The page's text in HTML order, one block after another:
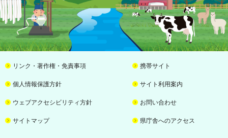
リンク・著作権・免責事項 携帯サイト
個人情報保護方針 サイト利用案内
ウェブアクセシビリティ方針 お問い合わせ
サイトマップ 県庁舎へのアクセス